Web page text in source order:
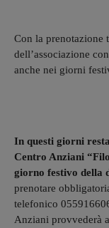
Con la prenotazione
dell’associazione
anche nei giorni
In questi giorni
Centro Anziani
giorno festivo della
prenotare
telefonico
Anziani provvederà